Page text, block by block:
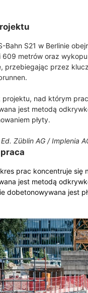
Bahn S21 w Berlinie
609 metrów oraz
przebiegając przez
projektu, nad którym
jest metodą
płyty.
Züblin AG / Implenia
prac koncentruje się
jest metodą
dobetonowywana jest